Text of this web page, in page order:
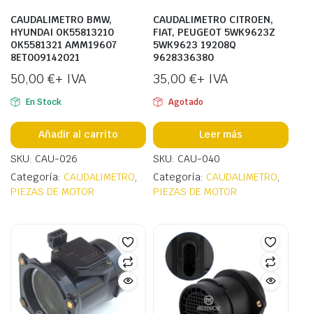
CAUDALIMETRO BMW,
HYUNDAI OK55813210
OK5581321 AMM19607
8ET009142021
50,00 €+ IVA
En Stock
Añadir al carrito
SKU: CAU-026
Categoría: CAUDALIMETRO
PIEZAS DE MOTOR
CAUDALIMETRO CITROEN,
FIAT, PEUGEOT 5WK9623Z
5WK9623 19208Q
9628336380
35,00 €+ IVA
Agotado
Leer más
SKU: CAU-040
Categoría: CAUDALIMETRO
PIEZAS DE MOTOR